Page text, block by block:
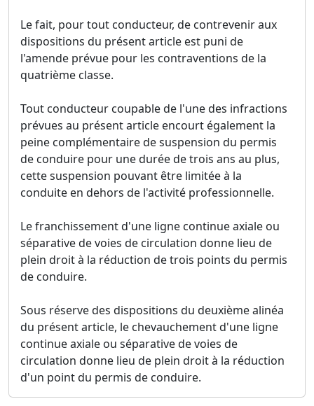
Le fait, pour tout conducteur, de contrevenir aux
dispositions du présent article est puni de
l'amende prévue pour les contraventions de la
quatrième classe.
Tout conducteur coupable de l'une des infractions
prévues au présent article encourt également la
peine complémentaire de suspension du permis
de conduire pour une durée de trois ans au plus,
cette suspension pouvant être limitée à la
conduite en dehors de l'activité professionnelle.
Le franchissement d'une ligne continue axiale ou
séparative de voies de circulation donne lieu de
plein droit à la réduction de trois points du permis
de conduire.
Sous réserve des dispositions du deuxième alinéa
du présent article, le chevauchement d'une ligne
continue axiale ou séparative de voies de
circulation donne lieu de plein droit à la réduction
d'un point du permis de conduire.